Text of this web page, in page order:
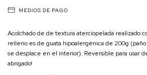
MEDIOS DE PAGO
Acolchado de de textura aterciopelada realizado
relleno es de guata hipoalergénica de 200g
se desplace en el interior). Reversible para usar
abrigado!